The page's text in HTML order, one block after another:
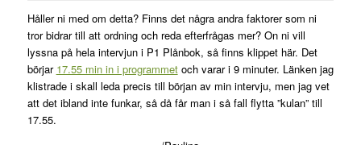
Håller ni med om detta? Finns det några andra faktorer som ni
tror bidrar till att ordning och reda efterfrågas mer? On ni vill
lyssna på hela intervjun i P1 Plånbok, så finns klippet här. Det
börjar 17.55 min in i programmetoch varar i 9 minuter. Länken jag
klistrade i skall leda precis till början av min intervju, men jag vet
att det ibland inte funkar, så då får man i så fall flytta ”kulan” till
17.55.